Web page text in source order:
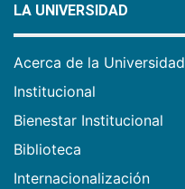
LA UNIVERSIDAD
Acerca de la Universidad
Institucional
Bienestar Institucional
Biblioteca
Internacionalización